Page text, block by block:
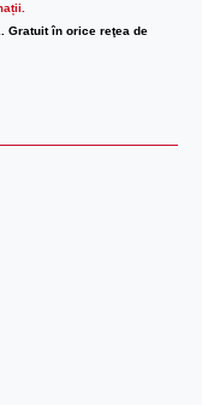
Gratuit în orice reţea de